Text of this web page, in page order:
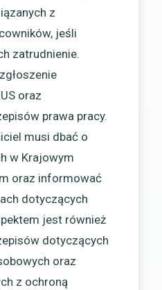
z
jeśli
zatrudnienie.
oraz
prawa pracy.
musi dbać o
w Krajowym
oraz informować
dotyczących
jest również
dotyczących
oraz
z ochroną